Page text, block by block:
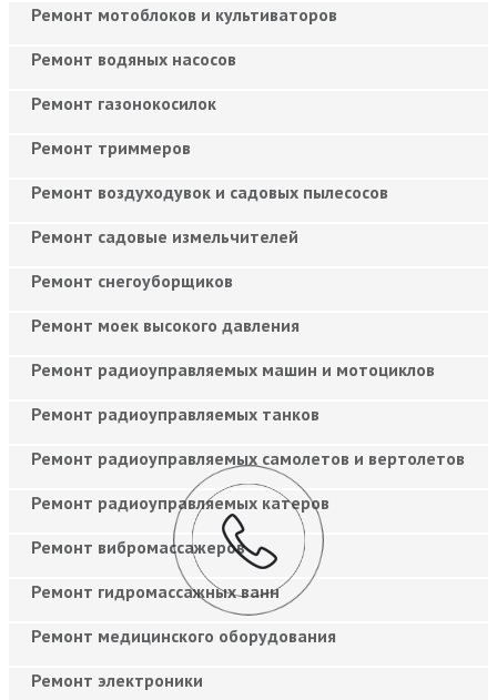
Ремонт мотоблоков и культиваторов
Ремонт водяных насосов
Ремонт газонокосилок
Ремонт триммеров
Ремонт воздуходувок и садовых пылесосов
Ремонт садовые измельчителей
Ремонт снегоуборщиков
Ремонт моек высокого давления
Ремонт радиоуправляемых машин и мотоциклов
Ремонт радиоуправляемых танков
Ремонт радиоуправляемых самолетов и вертолетов
Ремонт радиоуправляемых катеров
Ремонт вибромассажеров
Ремонт гидромассажных ванн
Ремонт медицинского оборудования
Ремонт электроники